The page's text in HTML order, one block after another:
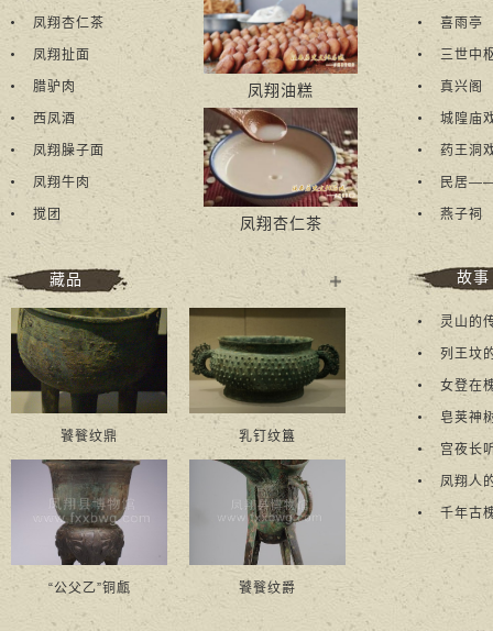
凤翔杏仁茶
凤翔扯面
腊驴肉
西凤酒
凤翔臊子面
凤翔牛肉
搅团
凤翔油糕
凤翔杏仁茶
藏品
多
饕餮纹鼎 乳钉纹簋
“公父乙”铜甗 饕餮纹爵
喜雨亭
三世中
真兴阁
城隍庙
药王洞
民居
燕子祠
故事
灵山的
列王坟
女登在
皂荚神
宫夜长
凤翔人
千年古